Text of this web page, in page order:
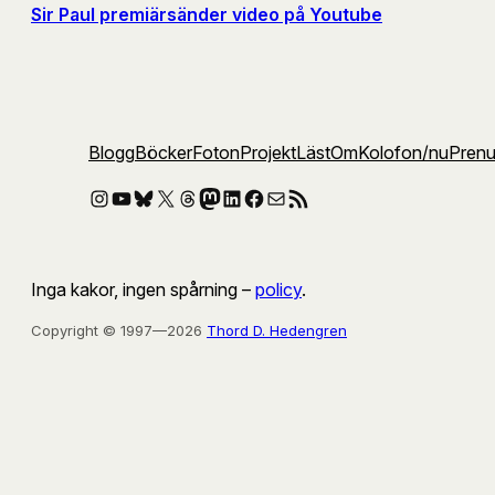
Sir Paul premiärsänder video på Youtube
BloggBöckerFotonProjektLästOmKolofon/nu
Instagram
YouTube
Bluesky
X Threads
Mastodon
LinkedIn
Facebook
E-postRSS-flöde
Inga kakor, ingen spårning – policy.
Copyright © 1997—2026 Thord D. Hedengren